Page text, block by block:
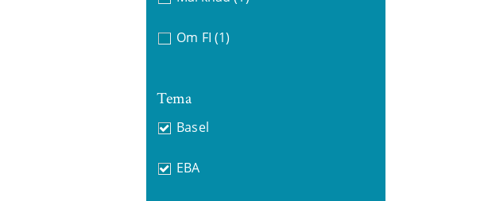
Om FI (1)
Tema
Basel
EBA